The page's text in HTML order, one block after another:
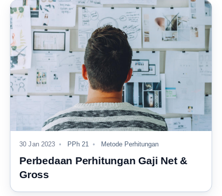
30 Jan 2023 PPh 21 Metode Perhitungan
Perbedaan Perhitungan Gaji Net &
Gross